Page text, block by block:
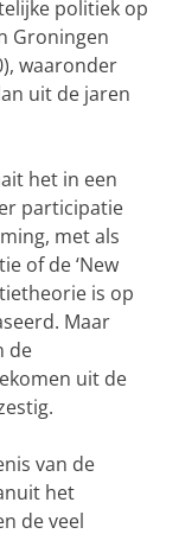
politiek op
Groningen
waaronder
uit de jaren
het in een
participatie
met als
of de ‘New
is op
Maar
de
uit de
van de
het
de veel